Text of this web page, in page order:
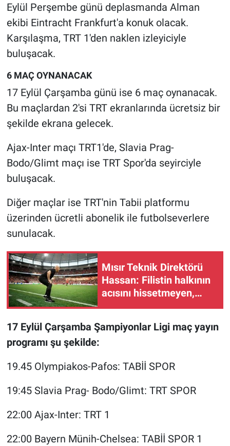
Eylül Perşembe günü deplasmanda Alman
ekibi Eintracht Frankfurt'a konuk olacak.
Karşılaşma, TRT 1'den naklen izleyiciyle
buluşacak.
6 MAÇ OYNANACAK
17 Eylül Çarşamba günü ise 6 maç oynanacak.
Bu maçlardan 2'si TRT ekranlarında ücretsiz bir
şekilde ekrana gelecek.
Ajax-Inter maçı TRT1'de, Slavia Prag-
Bodo/Glimt maçı ise TRT Spor'da seyirciyle
buluşacak.
Diğer maçlar ise TRT'nin Tabii platformu
üzerinden ücretli abonelik ile futbolseverlere
sunulacak.
Mısır Teknik Direktörü
Hassan: Filistin halkının
acısını hissetmeyen,
17 Eylül Çarşamba Şampiyonlar Ligi maç yayın
programı şu şekilde:
19.45 Olympiakos-Pafos: TABİİ SPOR
19:45 Slavia Prag- Bodo/Glimt: TRT SPOR
22:00 Ajax-Inter: TRT 1
22:00 Bayern Münih-Chelsea: TABİİ SPOR 1
Koronavirüs
Kültür Sanat
Nedir
Popüler
Programlar
Sağlık
Teknoloji
Türkiye'nin Geleceği
Türkiye'nin Gündemi
Yerel Gündem
Yerel Yaşam